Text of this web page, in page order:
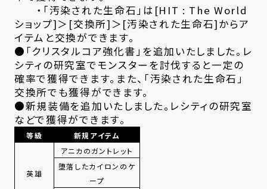
・「汚染された生命石」は[HIT : The World
ショップ]＞[交換所]＞[汚染された生命石]からア
イテムと交換ができます。
●「クリスタルコア強化書」を追加いたしました。レ
シティの研究室でモンスターを討伐すると一定の
確率で獲得できます。また、「汚染された生命石」
交換所でも獲得ができます。
●新規装備を追加いたしました。レシティの研究室
などで獲得ができます。
等級 新規アイテム
英雄
アニカのガントレット
堕落したカイロンのケ
ープ